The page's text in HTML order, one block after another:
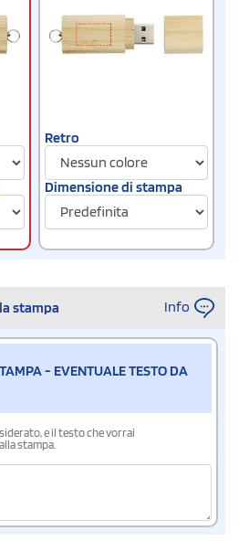
Retro
Dimensione di stampa
stampa Info
- EVENTUALE TESTO DA
e il testo che vorrai
stampa.